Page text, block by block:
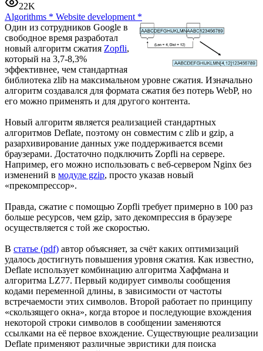
22K
Algorithms * Website development *
Один из сотрудников Google в
свободное время разработал
новый алгоритм сжатия Zopfli,
который на 3,7-8,3%
эффективнее, чем стандартная
библиотека zlib на максимальном уровне сжатия. Изначально
алгоритм создавался для формата сжатия без потерь WebP, но
его можно применять и для другого контента.
Новый алгоритм является реализацией стандартных
алгоритмов Deflate, поэтому он совместим с zlib и gzip, а
разархивирование данных уже поддерживается всеми
браузерами. Достаточно подключить Zopfli на сервере.
Например, его можно использовать с веб-сервером Nginx без
изменений в модуле gzip, просто указав новый
«прекомпрессор».
Правда, сжатие с помощью Zopfli требует примерно в 100 раз
больше ресурсов, чем gzip, зато декомпрессия в браузере
осуществляется с той же скоростью.
В статье (pdf) автор объясняет, за счёт каких оптимизаций
удалось достигнуть повышения уровня сжатия. Как известно,
Deflate использует комбинацию алгоритма Хаффмана и
алгоритма LZ77. Первый кодирует символы сообщения
кодами переменной длины, в зависимости от частоты
встречаемости этих символов. Второй работает по принципу
«скользящего окна», когда второе и последующие вхождения
некоторой строки символов в сообщении заменяются
ссылками на её первое вхождение. Существующие реализации
Deflate применяют различные эвристики для поиска